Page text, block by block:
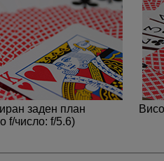
заден план
f/число: f/5.6)